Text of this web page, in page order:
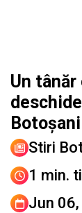
Un tânăr
Stiri
1 min.
Jun